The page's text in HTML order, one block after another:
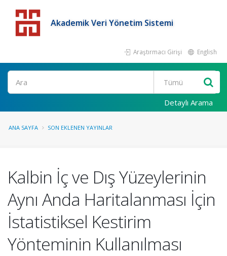
Akademik Veri Yönetim Sistemi
Araştırmacı Girişi English
Detaylı Arama
ANA SAYFA SON EKLENEN YAYINLAR
Kalbin İç ve Dış Yüzeylerinin
Aynı Anda Haritalanması İçin
İstatistiksel Kestirim
Yönteminin Kullanılması